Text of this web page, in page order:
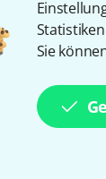
Sie
und